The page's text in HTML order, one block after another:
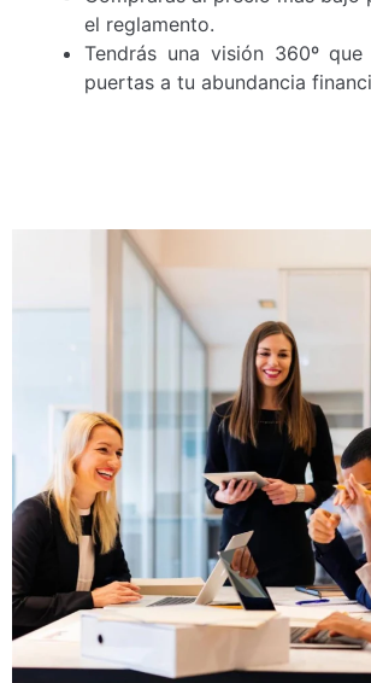
el reglamento.
Tendrás una visión 360º
puertas a tu abundancia